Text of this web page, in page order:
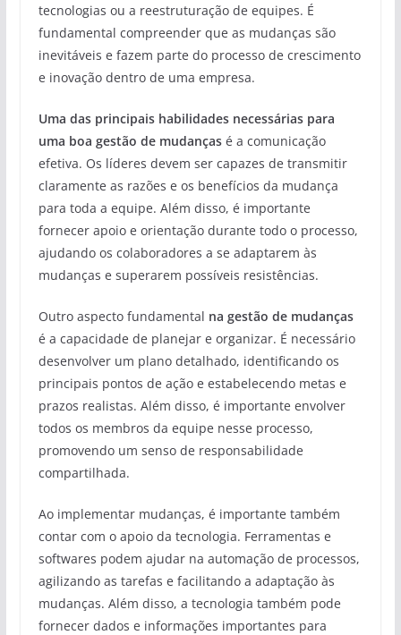
tecnologias ou a reestruturação de equipes. É
fundamental compreender que as mudanças são
inevitáveis e fazem parte do processo de crescimento
e inovação dentro de uma empresa.
Uma das principais habilidades necessárias para
uma boa gestão de mudançasé a comunicação
efetiva. Os líderes devem ser capazes de transmitir
claramente as razões e os benefícios da mudança
para toda a equipe. Além disso, é importante
fornecer apoio e orientação durante todo o processo,
ajudando os colaboradores a se adaptarem às
mudanças e superarem possíveis resistências.
Outro aspecto fundamental na gestão de mudanças
é a capacidade de planejar e organizar. É necessário
desenvolver um plano detalhado, identificando os
principais pontos de ação e estabelecendo metas e
prazos realistas. Além disso, é importante envolver
todos os membros da equipe nesse processo,
promovendo um senso de responsabilidade
compartilhada.
Ao implementar mudanças, é importante também
contar com o apoio da tecnologia. Ferramentas e
softwares podem ajudar na automação de processos,
agilizando as tarefas e facilitando a adaptação às
mudanças. Além disso, a tecnologia também pode
fornecer dados e informações importantes para